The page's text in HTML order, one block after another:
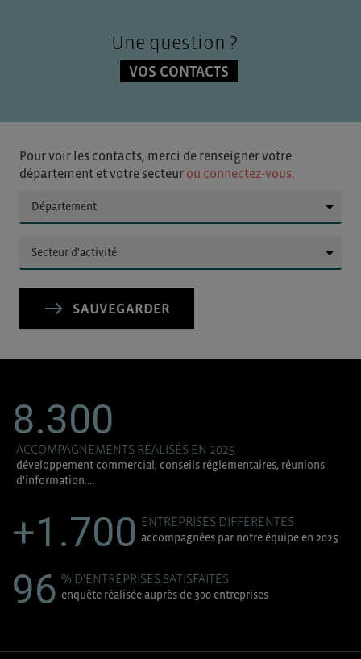
Une question ?
VOS CONTACTS
Pour voir les contacts, merci de renseigner votre
département et votre secteur ou connectez-vous.
SAUVEGARDER
8.300
ACCOMPAGNEMENTS RÉALISÉS EN 2025
développement commercial, conseils réglementaires, réunions
d'information....
+1.700 ENTREPRISES DIFFÉRENTES
accompagnées par notre équipe en 2025
96 % D'ENTREPRISES SATISFAITES
enquête réalisée auprès de 300 entreprises